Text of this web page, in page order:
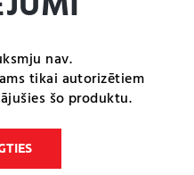
nav.
tikai autorizētiem
šo produktu.